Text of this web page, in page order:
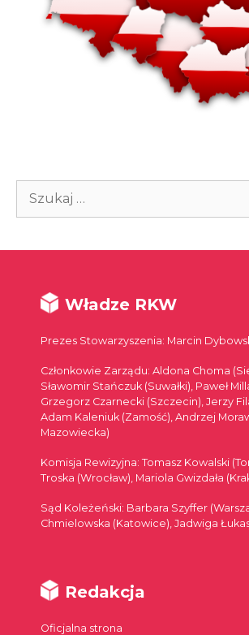
Szukaj:
Władze RKW
Prezes Stowarzyszenia: Marcin
Członkowie Zarządu: Aldona Choma
Sławomir Stańczuk (Suwałki), Paweł
Grzegorz Czarnecki (Szczecin), Jerzy
Adam Kaleniuk (Zamość), Andrzej
Mazowiecka)
Komisja Rewizyjna: Tomasz Kowalski
Troska (Wrocław), Mariola Gwizdała
Sąd Koleżeński: Barbara Szyffer
Chmielowska (Katowice), Jadwiga
Redakcja
Oficjalna strona